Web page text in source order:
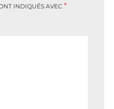
INDIQUÉS AVEC *